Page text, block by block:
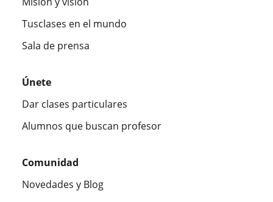
Tusclases en el mundo
Sala de prensa
Únete
Dar clases particulares
Alumnos que buscan profesor
Comunidad
Novedades y Blog